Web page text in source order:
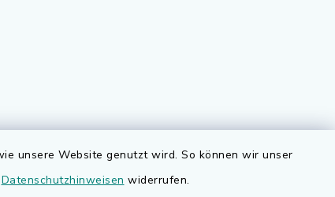
unsere Website genutzt wird. So können wir unser
Datenschutzhinweisen widerrufen.
Quicklinks
Bauen in Adelsdorf